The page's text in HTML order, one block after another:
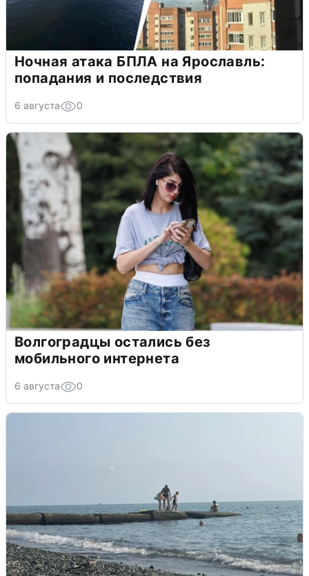
Ночная атака БПЛА на Ярославль:
попадания и последствия
6 августа 0
Волгоградцы остались без
мобильного интернета
6 августа 0